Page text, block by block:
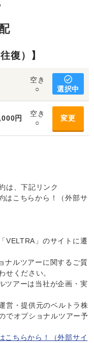
復）】
空き
○
選択中
円
空き
○
変更
は、下記リンク
はこちらから！（外部サ
VELTRA」のサイトに遷
ナルツアーに関するご質
せください。
ツアーは当社が企画・実
営・提供元のベルトラ株
でオプショナルツアー予
こちらから！（外部サイ